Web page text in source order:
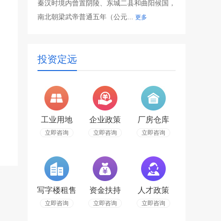
秦汉时境内曾置阴陵、东城二县和曲阳候国，
南北朝梁武帝普通五年（公元... 更多
投资定远
工业用地
立即咨询
企业政策
立即咨询
厂房仓库
立即咨询
写字楼租售
立即咨询
资金扶持
立即咨询
人才政策
立即咨询